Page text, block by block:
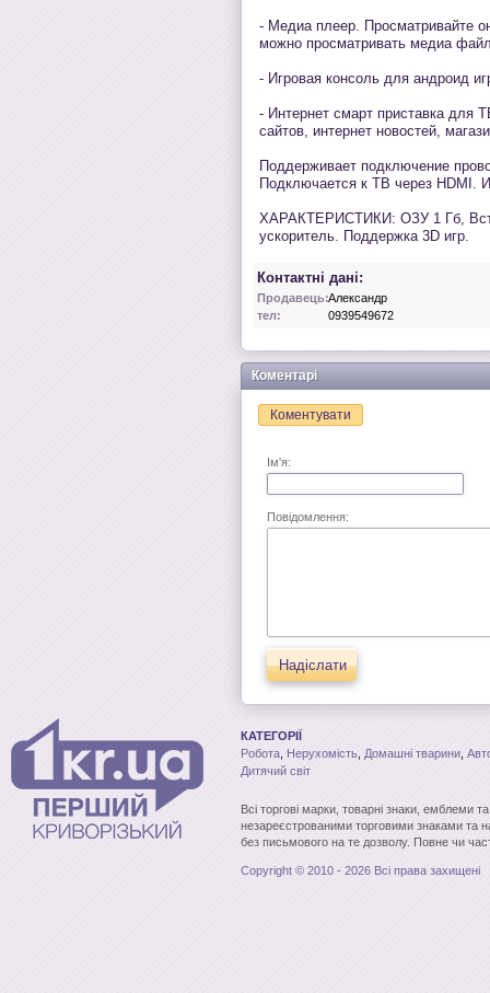
- Медиа плеер. Просматривайте
можно просматривать медиа
- Игровая консоль для андроид
- Интернет смарт приставка для
сайтов, интернет новостей,
Поддерживает подключение
Подключается к ТВ через HDMI.
ХАРАКТЕРИСТИКИ: ОЗУ 1 Гб,
ускоритель. Поддержка 3D игр.
Контактні дані:
Продавець:Александр
тел:
0939549672
Коментарі
Коментувати
Ім'я:
Повідомлення:
Надіслати
КАТЕГОРІЇ
Робота Нерухомість Домашні тварини
Дитячий світ
Всі торгові марки, товарні знаки, емблеми
незареєстрованими торговими знаками та
без письмового на те дозволу. Повне чи
Copyright © 2010 - 2026 Всі права захищені